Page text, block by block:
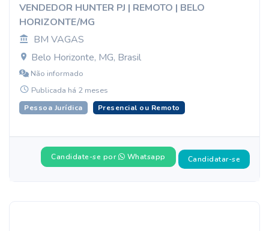
VENDEDOR HUNTER PJ | REMOTO | BELO
HORIZONTE/MG
BM VAGAS
Belo Horizonte, MG, Brasil
Não informado
Publicada há 2 meses
Pessoa Jurídica Presencial ou Remoto
Candidate-se por Whatsapp Candidatar-se